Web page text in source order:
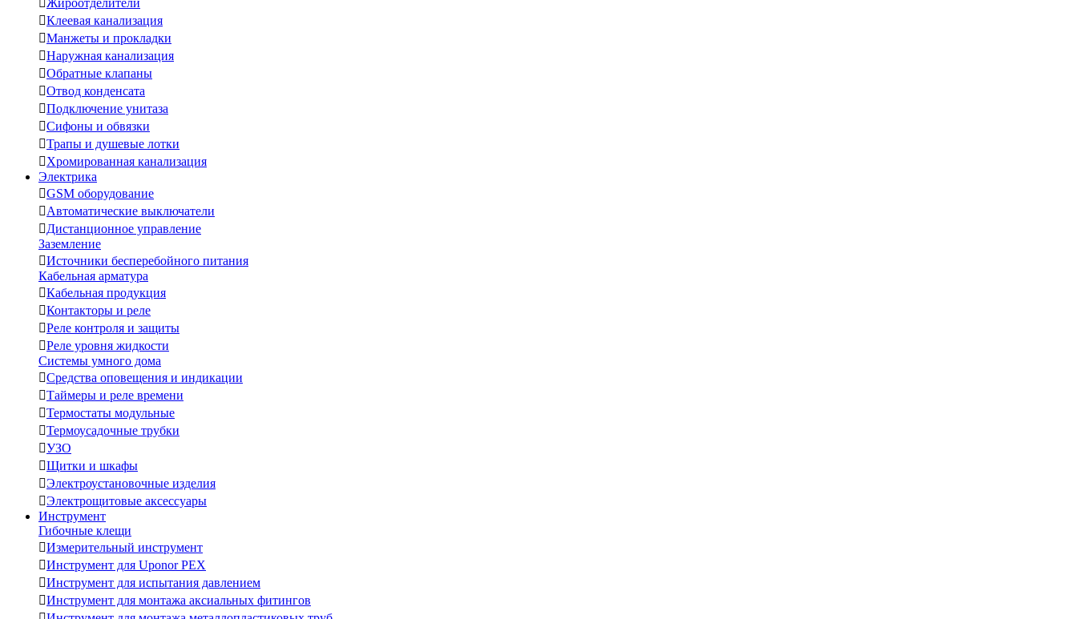
Жироотделители
Клеевая канализация
Манжеты и прокладки
Наружная канализация
Обратные клапаны
Отвод конденсата
Подключение унитаза
Сифоны и обвязки
Трапы и душевые лотки
Хромированная канализация
Электрика
GSM оборудование
Автоматические выключатели
Дистанционное управление
Заземление
Источники бесперебойного питания
Кабельная арматура
Кабельная продукция
Контакторы и реле
Реле контроля и защиты
Реле уровня жидкости
Системы умного дома
Средства оповещения и индикации
Таймеры и реле времени
Термостаты модульные
Термоусадочные трубки
УЗО
Щитки и шкафы
Электроустановочные изделия
Электрощитовые аксессуары
Инструмент
Гибочные клещи
Измерительный инструмент
Инструмент для Uponor PEX
Инструмент для испытания давлением
Инструмент для монтажа аксиальных фитингов